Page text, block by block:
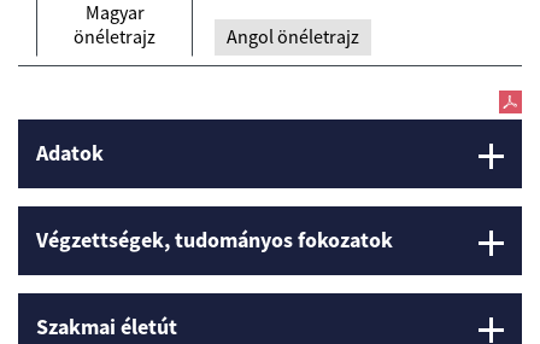
Magyar
önéletrajz
Angol önéletrajz
Adatok
Végzettségek, tudományos fokozatok
Szakmai életút